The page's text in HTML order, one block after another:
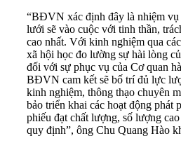
“BĐVN xác định đây là nhiệm vụ
lưới sẽ vào cuộc với tinh thần,
cao nhất. Với kinh nghiệm qua
xã hội học đo lường sự hài lòng
đối với sự phục vụ của Cơ quan
BĐVN cam kết sẽ bố trí đủ lực
kinh nghiệm, thông thạo chuyên
bảo triển khai các hoạt động phát
phiếu đạt chất lượng, số lượng
quy định”, ông Chu Quang Hào